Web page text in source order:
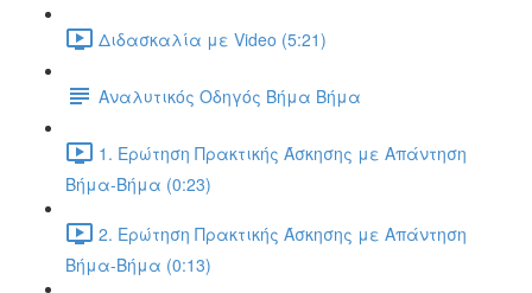
Διδασκαλία με Video (5:21)
Αναλυτικός Οδηγός Βήμα Βήμα
1. Ερώτηση Πρακτικής Άσκησης με Απάντηση
Βήμα-Βήμα (0:23)
2. Ερώτηση Πρακτικής Άσκησης με Απάντηση
Βήμα-Βήμα (0:13)